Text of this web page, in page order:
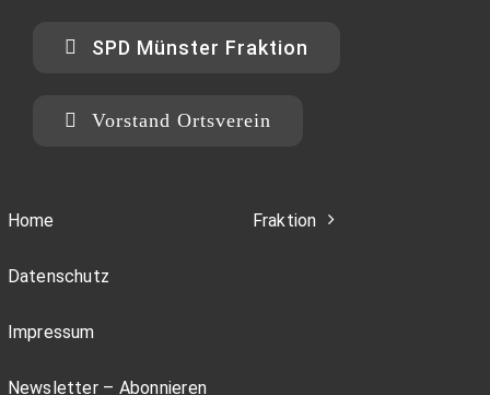
SPD Münster Fraktion
Vorstand Ortsverein
Home
Datenschutz
Impressum
Newsletter – Abonnieren
Fraktion